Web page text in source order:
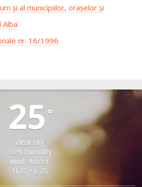
și al municipiilor, orașelor și
Alba
nr. 16/1996
25 °
clear sky
56% humidity
wind: 4m/s E
H 25 • L 25